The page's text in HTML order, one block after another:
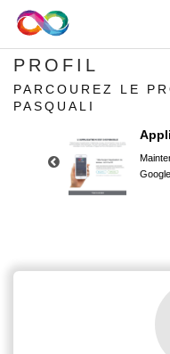
PROFIL
PARCOUREZ LE
PASQUALI